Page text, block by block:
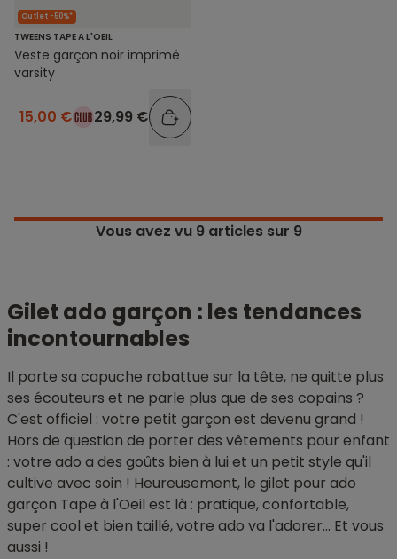
Outlet -50%*
TWEENS TAPE A L'OEIL
Veste garçon noir imprimé
varsity
15,00 € 29,99 €
Vous avez vu 9articles sur 9
Gilet ado garçon : les tendances
incontournables
Il porte sa capuche rabattue sur la tête, ne quitte plus
ses écouteurs et ne parle plus que de ses copains ?
C'est officiel : votre petit garçon est devenu grand !
Hors de question de porter des vêtements pour enfant
: votre ado a des goûts bien à lui et un petit style qu'il
cultive avec soin ! Heureusement, le gilet pour ado
garçon Tape à l'Oeil est là : pratique, confortable,
super cool et bien taillé, votre ado va l'adorer... Et vous
aussi !